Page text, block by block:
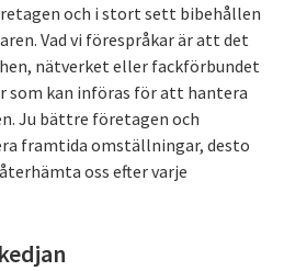
och i stort sett bibehållen
Vad vi förespråkar är att det
nätverket eller fackförbundet
som kan införas för att hantera
Ju bättre företagen och
framtida omställningar, desto
oss efter varje